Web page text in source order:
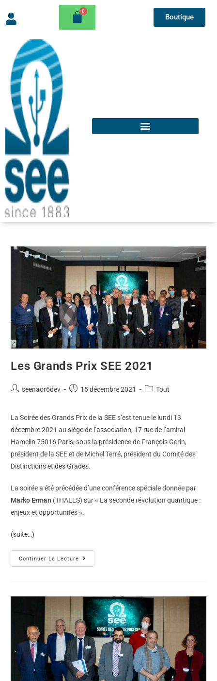
Boutique
Les Grands Prix SEE 2021
seenaor6dev 15 décembre 2021 Tout
La Soirée des Grands Prix de la SEE s’est tenue le lundi 13
décembre 2021 au siège de l’association, 17 rue de l’amiral
Hamelin 75016 Paris, sous la présidence de François Gerin,
président de la SEE et de Michel Terré, président du Comité des
Distinctions et des Grades.
La soirée a été précédée d’une conférence spéciale donnée par
Marko Erman (THALES) sur « La seconde révolution quantique :
enjeux et opportunités ».
(suite…)
Continuer La Lecture